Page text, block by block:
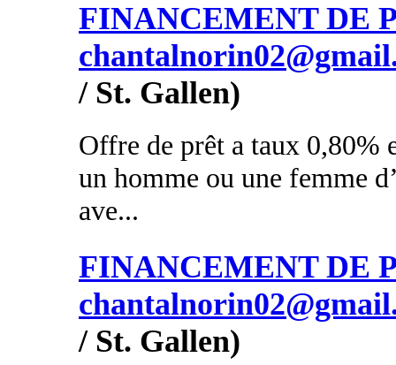
FINANCEMENT DE
/ St. Gallen)
Offre de prêt a taux 0,80%
un homme ou une femme
ave...
FINANCEMENT DE
/ St. Gallen)